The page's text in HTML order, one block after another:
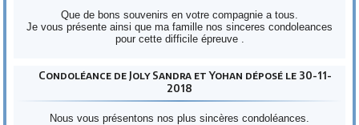
Que de bons souvenirs en votre compagnie a tous.
Je vous présente ainsi que ma famille nos sinceres condoleances
pour cette difficile épreuve .
Condoléance de Joly Sandra et Yohan déposé le 30-11-
2018
Nous vous présentons nos plus sincères condoléances.